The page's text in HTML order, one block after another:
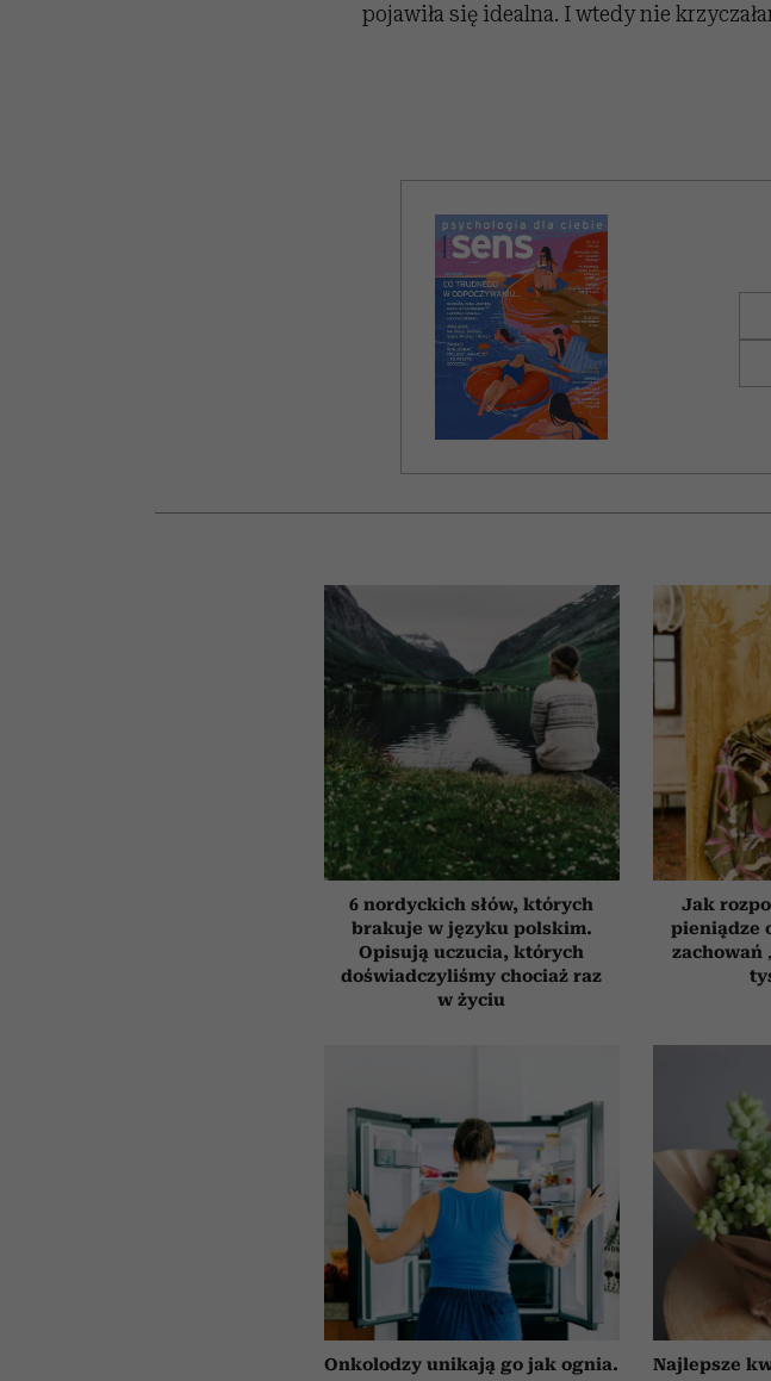
pojawiła się idealna. I wtedy nie
6 nordyckich słów, których
brakuje w języku polskim.
Opisują uczucia, których
doświadczyliśmy chociaż raz
w życiu
Jak
pieniądze
zachowań
Onkolodzy unikają go jak ognia.
Najlepsze